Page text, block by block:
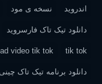
اندروید نسخه ی مود
دانلود تیک تاک فارسروید
tik tok
video tik tok
دانلود برنامه تیک تاک چینی